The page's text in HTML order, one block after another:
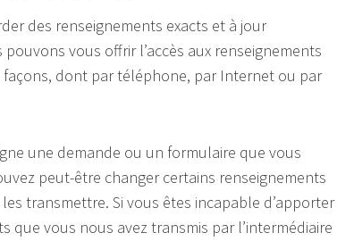
des renseignements exacts et à jour
vous offrir l’accès aux renseignements
dont par téléphone, par Internet ou par
une demande ou un formulaire que vous
peut-être changer certains renseignements
transmettre. Si vous êtes incapable d’apporter
que vous nous avez transmis par l’intermédiaire